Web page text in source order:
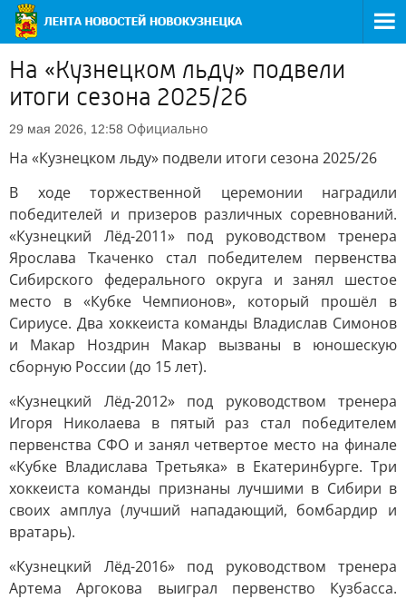
На «Кузнецком льду» подвели
итоги сезона 2025/26
29 мая 2026, 12:58 Официально
На «Кузнецком льду» подвели итоги сезона 2025/26
В ходе торжественной церемонии наградили
победителей и призеров различных соревнований.
«Кузнецкий Лёд-2011» под руководством тренера
Ярослава Ткаченко стал победителем первенства
Сибирского федерального округа и занял шестое
место в «Кубке Чемпионов», который прошёл в
Сириусе. Два хоккеиста команды Владислав Симонов
и Макар Ноздрин Макар вызваны в юношескую
сборную России (до 15 лет).
«Кузнецкий Лёд-2012» под руководством тренера
Игоря Николаева в пятый раз стал победителем
первенства СФО и занял четвертое место на финале
«Кубке Владислава Третьяка» в Екатеринбурге. Три
хоккеиста команды признаны лучшими в Сибири в
своих амплуа (лучший нападающий, бомбардир и
вратарь).
«Кузнецкий Лёд-2016» под руководством тренера
Артема Аргокова выиграл первенство Кузбасса.